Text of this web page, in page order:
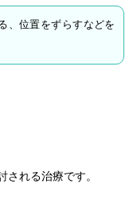
、位置をずらすなどを
れる治療です。